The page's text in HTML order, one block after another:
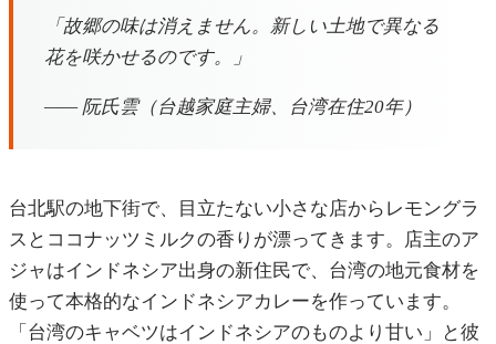
「故郷の味は消えません。新しい土地で異なる
花を咲かせるのです。」
—— 阮氏雲（台越家庭主婦、台湾在住20年）
台北駅の地下街で、目立たない小さな店からレモングラ
スとココナッツミルクの香りが漂ってきます。店主のア
ジャはインドネシア出身の新住民で、台湾の地元食材を
使って本格的なインドネシアカレーを作っています。
「台湾のキャベツはインドネシアのものより甘い」と彼